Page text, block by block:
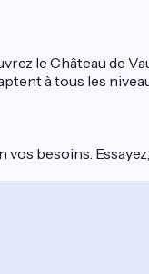
le Château de
à tous les
besoins.